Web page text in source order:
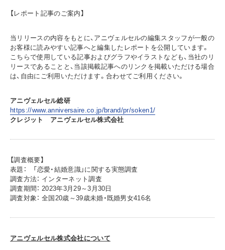
【レポート記事のご案内】
当リリースの内容をもとに、アニヴェルセルの編集スタッフが一般の
お客様に読みやすい記事へと編集したレポートを公開しています。
こちらで使用している記事およびグラフやイラストなども、当社のリ
リースであることと、当該掲載記事へのリンクを掲載いただける場合
は、自由にご利用いただけます。合わせてご利用ください。
アニヴェルセル総研
https://www.anniversaire.co.jp/brand/pr/soken1/
クレジット アニヴェルセル株式会社
【調査概要】
表題： 「恋愛・結婚意識」に関する実態調査
調査方法： インターネット調査
調査期間： 2023年3月29～3月30日
調査対象： 全国20歳～39歳未婚・既婚男女416名
アニヴェルセル株式会社について